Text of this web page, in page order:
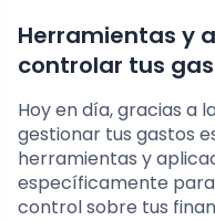
Herramientas y
controlar tus
Hoy en día, gracias a
gestionar tus gastos
herramientas y
específicamente
control sobre tus